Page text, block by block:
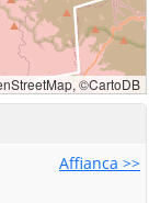
Affianca >>